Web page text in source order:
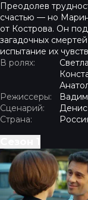
Преодолев
счастью — но
от Кострова. Он
загадочных
испытание их
В ролях:
Режиссеры:
Сценарий:
Страна:
Не пара - Серия 1